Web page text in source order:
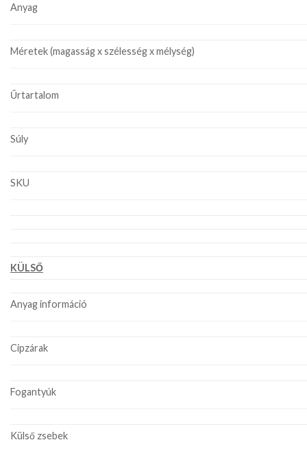
Anyag
Méretek (magasság x szélesség x mélység)
Űrtartalom
Súly
SKU
KÜLSŐ
Anyag információ
Cipzárak
Fogantyúk
Külső zsebek